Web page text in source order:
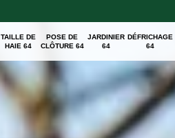
TAILLE DE
HAIE 64
POSE DE
CLÔTURE 64
JARDINIER
64
DÉFRICHAGE
64